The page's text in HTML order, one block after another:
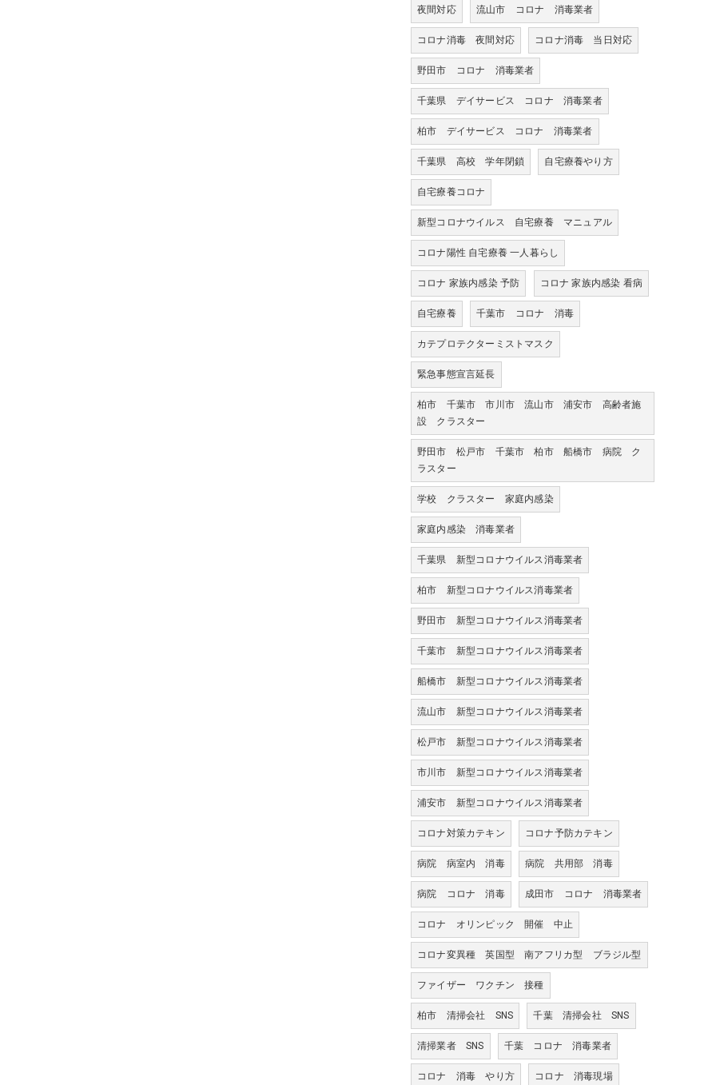
夜間対応 流山市 コロナ 消毒業者
コロナ消毒 夜間対応 コロナ消毒 当日対応
野田市 コロナ 消毒業者
千葉県 デイサービス コロナ 消毒業者
柏市 デイサービス コロナ 消毒業者
千葉県 高校 学年閉鎖 自宅療養やり方
自宅療養コロナ
新型コロナウイルス 自宅療養 マニュアル
コロナ陽性 自宅療養 一人暮らし
コロナ 家族内感染 予防 コロナ 家族内感染 看病
自宅療養 千葉市 コロナ 消毒
カテプロテクターミストマスク
緊急事態宣言延長
柏市 千葉市 市川市 流山市 浦安市 高齢者施
設 クラスター
野田市 松戸市 千葉市 柏市 船橋市 病院 ク
ラスター
学校 クラスター 家庭内感染
家庭内感染 消毒業者
千葉県 新型コロナウイルス消毒業者
柏市 新型コロナウイルス消毒業者
野田市 新型コロナウイルス消毒業者
千葉市 新型コロナウイルス消毒業者
船橋市 新型コロナウイルス消毒業者
流山市 新型コロナウイルス消毒業者
松戸市 新型コロナウイルス消毒業者
市川市 新型コロナウイルス消毒業者
浦安市 新型コロナウイルス消毒業者
コロナ対策カテキン コロナ予防カテキン
病院 病室内 消毒 病院 共用部 消毒
病院 コロナ 消毒 成田市 コロナ 消毒業者
コロナ オリンピック 開催 中止
コロナ変異種 英国型 南アフリカ型 ブラジル型
ファイザー ワクチン 接種
柏市 清掃会社 SNS 千葉 清掃会社 SNS
清掃業者 SNS 千葉 コロナ 消毒業者
コロナ 消毒 やり方 コロナ 消毒現場